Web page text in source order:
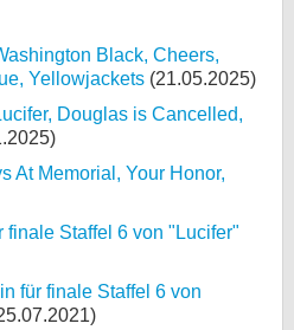
Black, Cheers,
Yellowjackets (21.05.2025)
Douglas is Cancelled,
At Memorial, Your Honor,
finale Staffel 6 von "Lucifer"
für finale Staffel 6 von